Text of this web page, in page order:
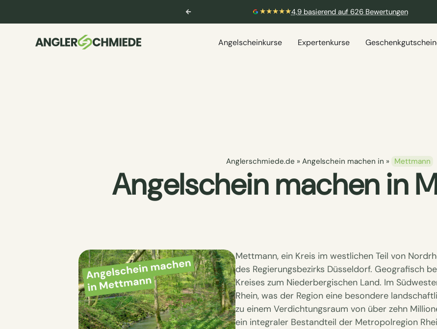
★★★★★4,9 basierend auf 626 Bewertungen
Angelscheinkurse Expertenkurse
Anglerschmiede.de » Angelschein machen in » Mettmann
Angelschein machen in
Mettmann, ein Kreis im westlichen Teil von
des Regierungsbezirks Düsseldorf. Geografisch
Kreises zum Niederbergischen Land. Im
Rhein, was der Region eine besondere
zu einem Verdichtungsraum von über zehn
ein integraler Bestandteil der Metropolregion